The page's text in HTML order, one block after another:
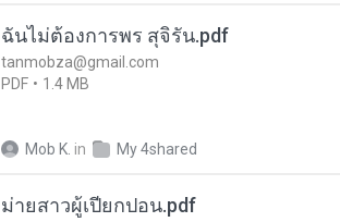
ฉันไม่ต้องการพร สุจิรัน.pdf
tanmobza@gmail.com
PDF
1.4 MB
Mob K. in My 4shared
ม่ายสาวผู้เปียกปอน.pdf